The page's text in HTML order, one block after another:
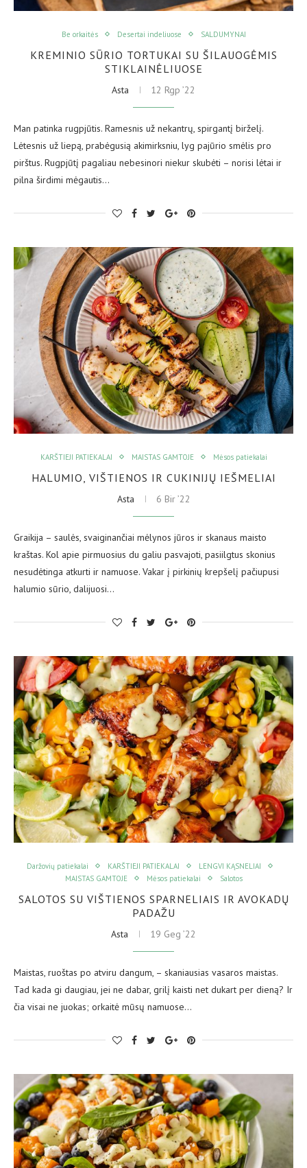
Be orkaitės Desertai indeliuose SALDUMYNAI
KREMINIO SŪRIO TORTUKAI SU ŠILAUOGĖMIS
STIKLAINĖLIUOSE
Asta 12 Rgp ’22
Man patinka rugpjūtis. Ramesnis už nekantrų, spirgantį birželį.
Lėtesnis už liepą, prabėgusią akimirksniu, lyg pajūrio smėlis pro
pirštus. Rugpjūtį pagaliau nebesinori niekur skubėti – norisi lėtai ir
pilna širdimi mėgautis…
KARŠTIEJI PATIEKALAI MAISTAS GAMTOJE Mėsos patiekalai
HALUMIO, VIŠTIENOS IR CUKINIJŲ IEŠMELIAI
Asta 6 Bir ’22
Graikija – saulės, svaiginančiai mėlynos jūros ir skanaus maisto
kraštas. Kol apie pirmuosius du galiu pasvajoti, pasiilgtus skonius
nesudėtinga atkurti ir namuose. Vakar į pirkinių krepšelį pačiupusi
halumio sūrio, dalijuosi…
Daržovių patiekalai KARŠTIEJI PATIEKALAI
LENGVI KĄSNELIAI
MAISTAS GAMTOJE
Mėsos patiekalai Salotos
SALOTOS SU VIŠTIENOS SPARNELIAIS IR AVOKADŲ
PADAŽU
Asta 19 Geg ’22
Maistas, ruoštas po atviru dangum, – skaniausias vasaros maistas.
Tad kada gi daugiau, jei ne dabar, grilį kaisti net dukart per dieną? Ir
čia visai ne juokas; orkaitė mūsų namuose…